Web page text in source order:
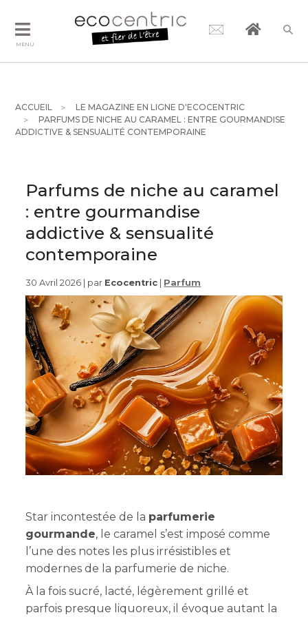
MENU
ACCUEIL
LE MAGAZINE EN LIGNE D'ECOCENTRIC
PARFUMS DE NICHE AU CARAMEL : ENTRE GOURMANDISE
ADDICTIVE & SENSUALITÉ CONTEMPORAINE
Parfums de niche au caramel
: entre gourmandise
addictive & sensualité
contemporaine
30 Avril 2026 | par Ecocentric Parfum
Star incontestée de la parfumerie
gourmande, le caramel s’est imposé comme
l’une des notes les plus irrésistibles et
modernes de la parfumerie de niche.
À la fois sucré, lacté, légèrement grillé et
parfois presque liquoreux, il évoque autant la